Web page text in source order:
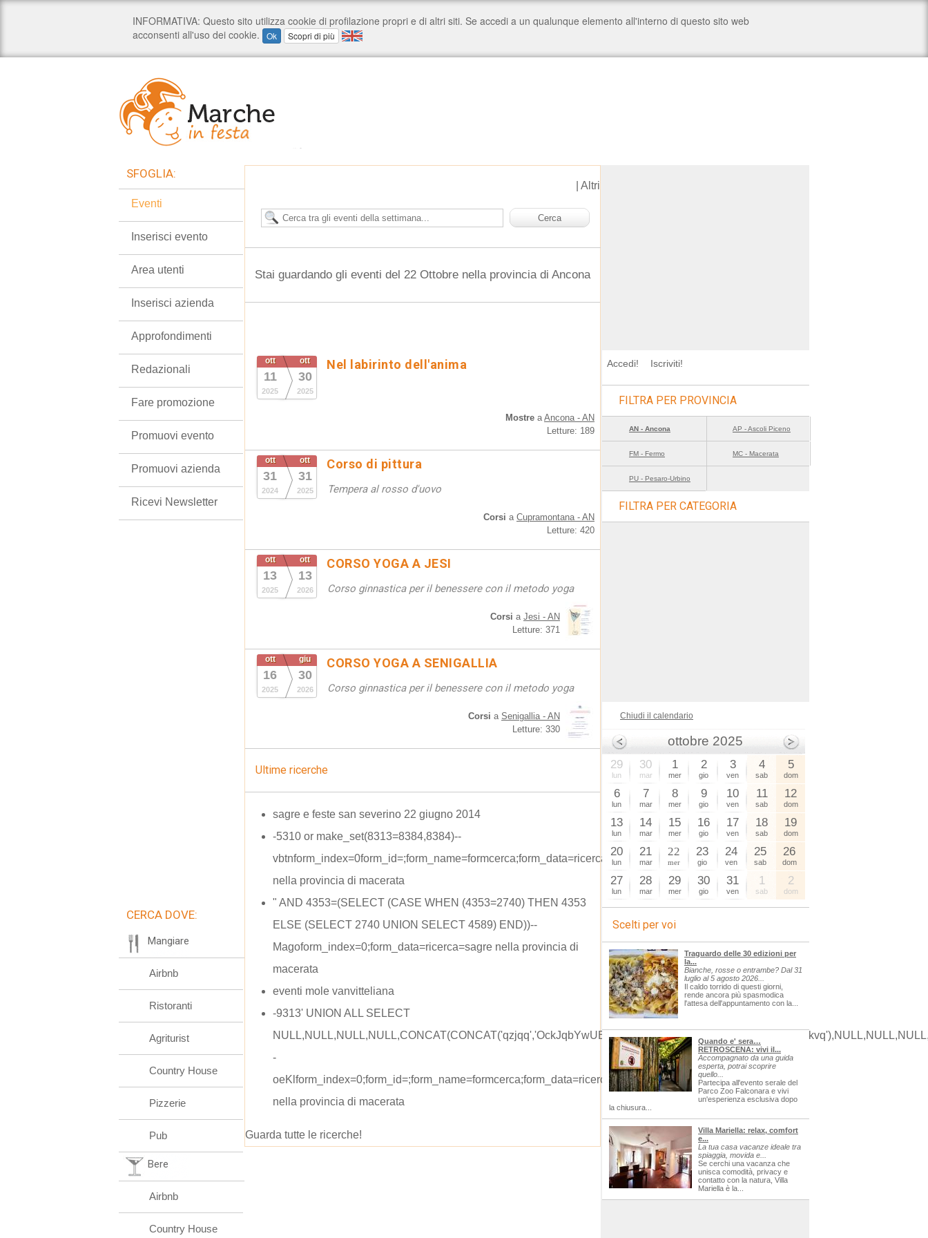
Altri
Stai guardando gli eventi del 22 Ottobre nella provincia di Ancona
ott
11
2025
ott
30
2025
Nel labirinto dell'anima
Mostre aAncona - AN
Letture: 189
ott
31
2024
ott
31
2025
Corso di pittura
Tempera al rosso d'uovo
Corsi a Cupramontana - AN
Letture: 420
ott
13
2025
ott
13
2026
CORSO YOGA A JESI
Corso ginnastica per il benessere con il metodo yoga
Corsi a Jesi - AN
Letture: 371
ott
16
2025
giu
30
2026
CORSO YOGA A SENIGALLIA
Corso ginnastica per il benessere con il metodo yoga
Corsi a Senigallia - AN
Letture: 330
Ultime ricerche
sagre e feste san severino 22 giugno 2014
-5310 or make_set(8313=8384,8384)--
vbtnform_index=0form_id=;form_name=formcerca;form_data=ricerca=sagre
nella provincia di macerata
" AND 4353=(SELECT (CASE WHEN (4353=2740) THEN 4353
ELSE (SELECT 2740 UNION SELECT 4589) END))--
Magoform_index=0;form_data=ricerca=sagre nella provincia di
macerata
eventi mole vanvitteliana
-9313' UNION ALL SELECT
-
oeKlform_index=0;form_id=;form_name=formcerca;form_data=ricerca=sagre
nella provincia di macerata
Guarda tutte le ricerche!
SFOGLIA:
Eventi
Inserisci evento
Area utenti
Inserisci azienda
Approfondimenti
Redazionali
Fare promozione
Promuovi evento
Promuovi azienda
Ricevi Newsletter
CERCA DOVE:
Mangiare
Airbnb
Ristoranti
Agriturist
Country House
Pizzerie
Pub
Bere
Airbnb
Country House
Accedi! Iscriviti!
FILTRA PER PROVINCIA
AN - Ancona AP - Ascoli Piceno
FM - Fermo MC - Macerata
PU - Pesaro-Urbino
FILTRA PER CATEGORIA
Chiudi il calendario
ottobre 2025
29
lun
30
mar
1
mer
2
gio
3
ven
4
sab
5
dom
6
lun
7
mar
8
mer
9
gio
10
ven
11
sab
12
dom
13
lun
14
mar
15
mer
16
gio
17
ven
18
sab
19
dom
20
lun
21
mar
22
mer
23
gio
24
ven
25
sab
26
dom
27
lun
28
mar
29
mer
30
gio
31
ven
1
sab
2
dom
Scelti per voi
Traguardo delle 30 edizioni per
la...
Bianche, rosse o entrambe? Dal 31
luglio al 5 agosto 2026...
Il caldo torrido di questi giorni,
rende ancora più spasmodica
l'attesa dell'appuntamento con la...
Quando e' sera…
RETROSCENA: vivi il...
Accompagnato da una guida
esperta, potrai scoprire
quello...
Partecipa all'evento serale del
Parco Zoo Falconara e vivi
un'esperienza esclusiva dopo
la chiusura...
Villa Mariella: relax, comfort
e...
La tua casa vacanze ideale tra
spiaggia, movida e...
Se cerchi una vacanza che
unisca comodità, privacy e
contatto con la natura, Villa
Mariella è la...